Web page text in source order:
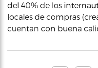
del 40% de los
locales de compras
cuentan con buena